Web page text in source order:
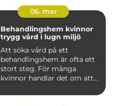
06. mar
Behandlingshem kvinnor
trygg vård i lugn miljö
Att söka vård på ett
behandlingshem är ofta ett
stort steg. För många
kvinnor handlar det om att